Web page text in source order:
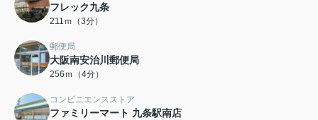
フレック九条
211ｍ（3分）
郵便局
大阪南安治川郵便局
256ｍ（4分）
コンビニエンスストア
ファミリーマート 九条駅南店